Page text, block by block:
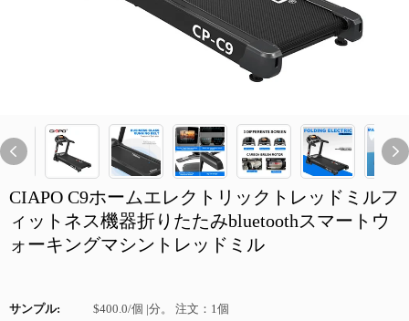
CIAPO C9ホームエレクトリックトレッドミルフ
ィットネス機器折りたたみbluetoothスマートウ
ォーキングマシントレッドミル
サンプル: $400.0/個 |分。 注文：1個